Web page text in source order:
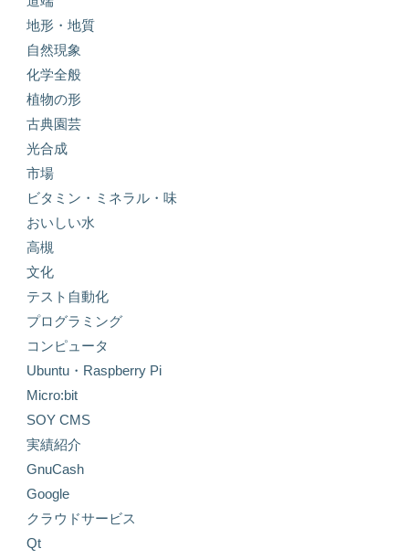
地形・地質
自然現象
化学全般
植物の形
古典園芸
光合成
市場
ビタミン・ミネラル・味
おいしい水
高槻
文化
テスト自動化
プログラミング
コンピュータ
Ubuntu・Raspberry Pi
Micro:bit
SOY CMS
実績紹介
GnuCash
Google
クラウドサービス
Qt